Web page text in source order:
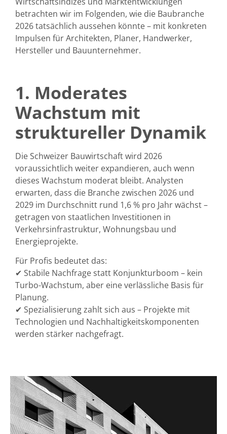
betrachten wir im Folgenden, wie die Baubranche
2026 tatsächlich aussehen könnte – mit konkreten
Impulsen für Architekten, Planer, Handwerker,
Hersteller und Bauunternehmer.
1. Moderates
Wachstum mit
struktureller Dynamik
Die Schweizer Bauwirtschaft wird 2026
voraussichtlich weiter expandieren, auch wenn
dieses Wachstum moderat bleibt. Analysten
erwarten, dass die Branche zwischen 2026 und
2029 im Durchschnitt rund 1,6 % pro Jahr wächst–
getragen von staatlichen Investitionen in
Verkehrsinfrastruktur, Wohnungsbau und
Energieprojekte.
Für Profis bedeutet das:
✔ Stabile Nachfrage statt Konjunkturboom – kein
Turbo-Wachstum, aber eine verlässliche Basis für
Planung.
✔ Spezialisierung zahlt sich aus – Projekte mit
Technologien und Nachhaltigkeitskomponenten
werden stärker nachgefragt.